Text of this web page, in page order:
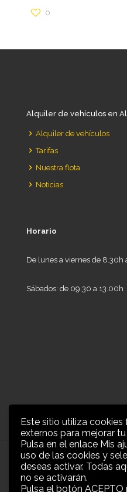
Este sitio utiliza
externos para mejorar
Pulsa en el enlace Mis
uso de las cookies y
deseas activar. Todas
no se activarán.
Pulsa el botón
0
Alquiler de vehículos en
Alquiler de vehículos
Tarifas
Nuestra flota
Noticias
Horario
De lunes a viernes de 8.30h
Sábados: de 09.30 a 13.00h
Grow Up Mobility | Aviso